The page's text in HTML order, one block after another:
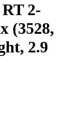
2-
(3528,
2.9